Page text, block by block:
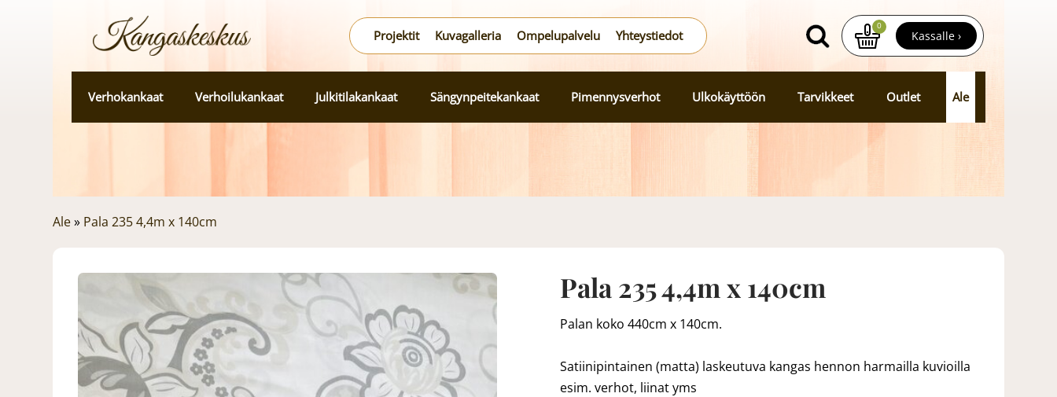
Projektit Kuvagalleria Ompelupalvelu Yhteystiedot
0
Kassalle ›
Verhokankaat Verhoilukankaat Julkitilakankaat Sängynpeitekankaat Pimennysverhot Ulkokäyttöön Tarvikkeet Outlet Ale
Ale» Pala 235 4,4m x 140cm
Pala 235 4,4m x 140cm
Palan koko 440cm x 140cm.
Satiinipintainen (matta) laskeutuva kangas hennon harmailla kuvioilla
esim. verhot, liinat yms